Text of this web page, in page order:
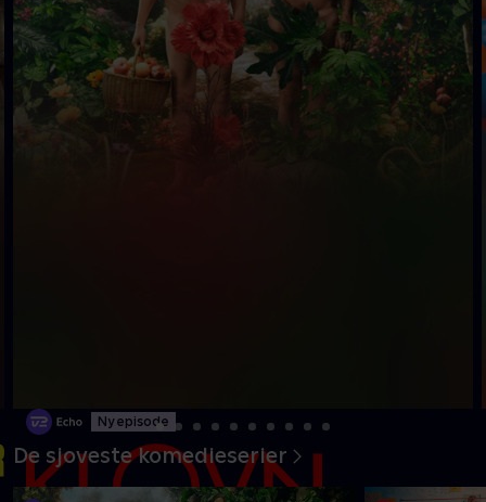
Ny episode
De sjoveste komedieserier